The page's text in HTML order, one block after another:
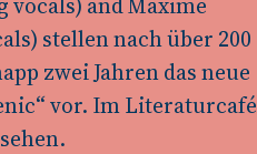
stellen nach über 200
zwei Jahren das neue
vor. Im Literaturcafé